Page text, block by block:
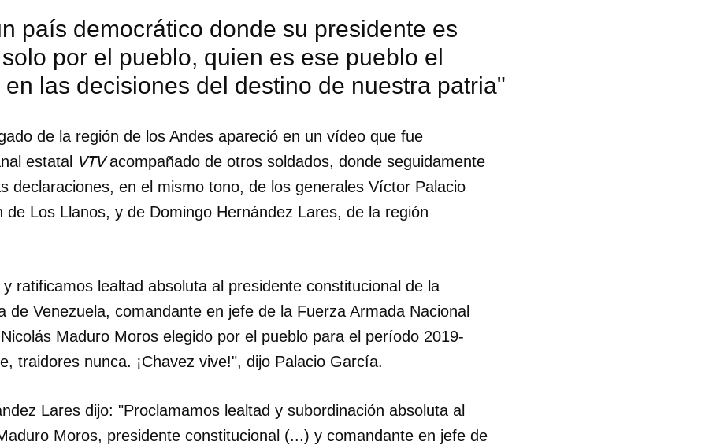
país democrático donde su presidente es
por el pueblo, quien es ese pueblo el
las decisiones del destino de nuestra patria"
de la región de los Andes apareció en un vídeo que fue
estatal VTVacompañado de otros soldados, donde seguidamente
declaraciones, en el mismo tono, de los generales Víctor Palacio
de Los Llanos, y de Domingo Hernández Lares, de la región
ratificamos lealtad absoluta al presidente constitucional de la
de Venezuela, comandante en jefe de la Fuerza Armada Nacional
Maduro Moros elegido por el pueblo para el período 2019-
traidores nunca. ¡Chavez vive!", dijo Palacio García.
Lares dijo: "Proclamamos lealtad y subordinación absoluta al
Moros, presidente constitucional (...) y comandante en jefe de